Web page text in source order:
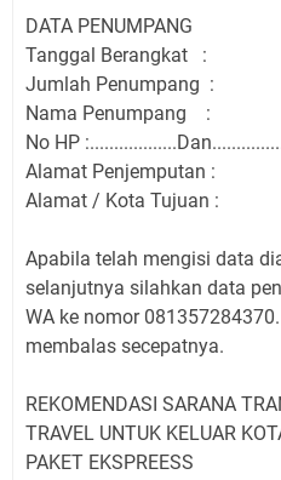
DATA PENUMPANG
Tanggal Berangkat :
Jumlah Penumpang :
Nama Penumpang :
No HP
Alamat Penjemputan :
Alamat / Kota Tujuan :
Apabila telah mengisi data
selanjutnya silahkan data
WA ke nomor
membalas secepatnya.
REKOMENDASI SARANA
TRAVEL UNTUK KELUAR
PAKET EKSPREESS